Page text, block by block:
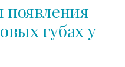
губах у